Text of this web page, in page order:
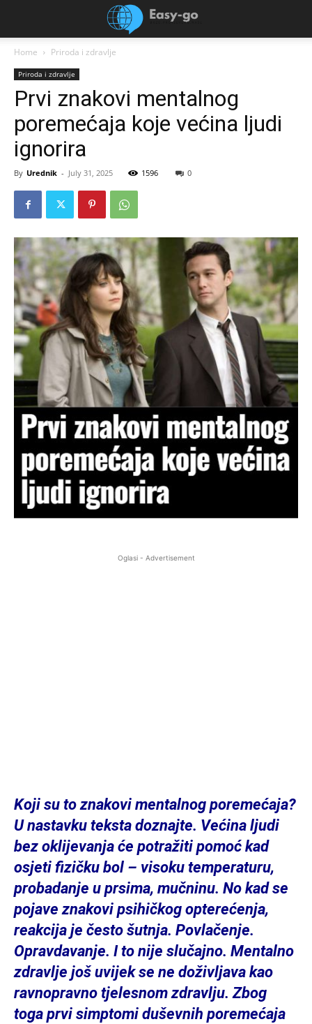
Home Priroda i zdravlje
Priroda i zdravlje
Prvi znakovi mentalnog
poremećaja koje većina ljudi
ignorira
By Urednik - July 31, 2025 1596 0
Oglasi - Advertisement
Koji su to znakovi mentalnog poremećaja?
U nastavku teksta doznajte. Većina ljudi
bez oklijevanja će potražiti pomoć kad
osjeti fizičku bol – visoku temperaturu,
probadanje u prsima, mučninu. No kad se
pojave znakovi psihičkog opterećenja,
reakcija je često šutnja. Povlačenje.
Opravdavanje. I to nije slučajno. Mentalno
zdravlje još uvijek se ne doživljava kao
ravnopravno tjelesnom zdravlju. Zbog
toga prvi simptomi duševnih poremećaja